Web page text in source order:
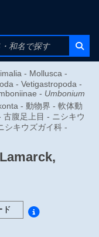
- Mollusca -
- Vetigastropoda -
- Umbonium
- 動物界 - 軟体動
腹足上目 - ニシキウ
シキウズガイ科 -
ド